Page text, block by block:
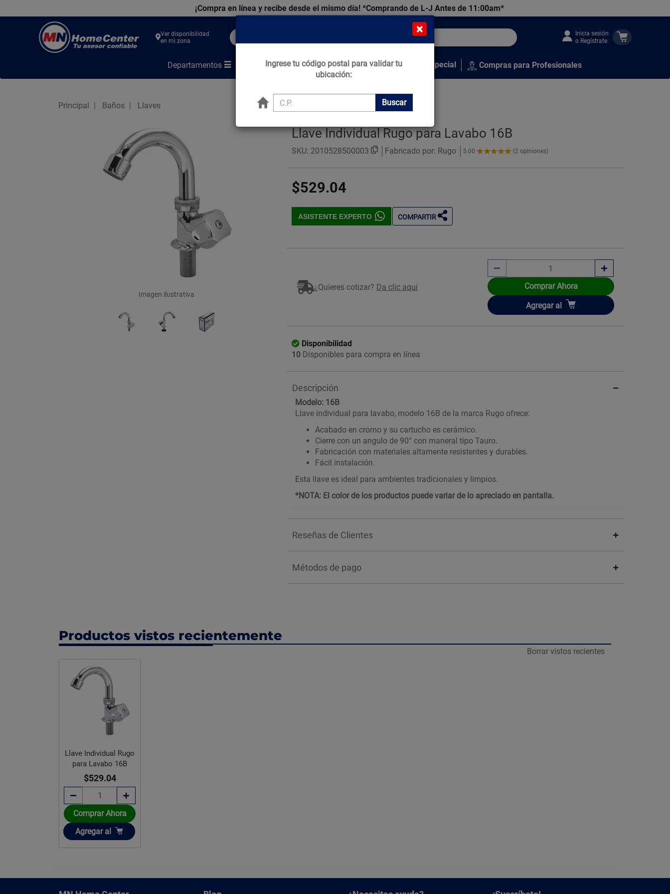
¡Compra en línea y recibe desde el mismo día! *Comprando de L-J Antes de 11:00am*
Center
Ver disponibilidad
en mi zona
Inicia sesión
o Regístrate
Departamentos Marcas Tips que Construyen Venta Especial Compras para Profesionales
Principal Baños Llaves
Imagen ilustrativa
Llave Individual Rugo para Lavabo 16B
SKU: 2010528500003 Fabricado por: Rugo 5.00
5.00
(2 opiniones)
$529.04
ASISTENTE EXPERTO COMPARTIR
¿Quieres cotizar? Da clic aquí
Comprar Ahora
Añadir
Agregar al
Disponibilidad
10 Disponibles para compra en línea
Descripción
Modelo: 16B
Llave individual para lavabo, modelo 16B de la marca Rugo ofrece:
Acabado en cromo y su cartucho es cerámico.
Cierre con un angulo de 90° con maneral tipo Tauro.
Fabricación con materiales altamente resistentes y durables.
Fácil instalación.
Esta llave es ideal para ambientes tradicionales y limpios.
*NOTA: El color de los productos puede variar de lo apreciado en pantalla.
Reseñas de Clientes
Métodos de pago
Productos vistos recientemente
Borrar vistos recientes
Llave Individual Rugo
para Lavabo 16B
$529.04
Comprar Ahora
Añadir
Agregar al
×
Ingrese tu código postal para validar tu
ubicación:
Buscar